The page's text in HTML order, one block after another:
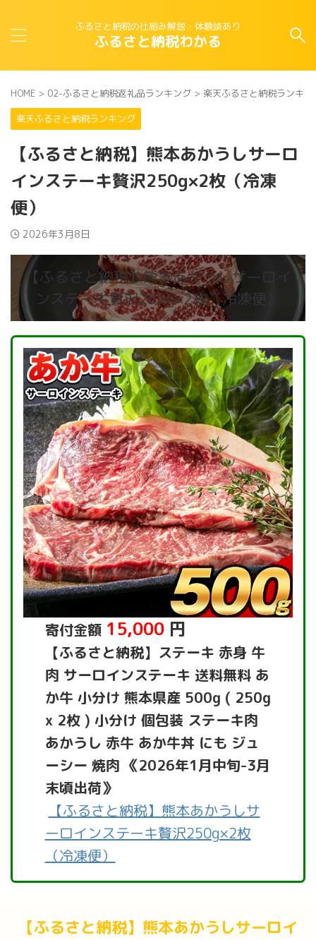
ふるさと納税の仕組み解説・体験談あり
ふるさと納税わかる
HOME > 02-ふるさと納税返礼品ランキング > 楽天ふるさと納税ランキン
楽天ふるさと納税ランキング
【ふるさと納税】熊本あかうしサーロ
インステーキ贅沢250g×2枚（冷凍
便）
2026年3月8日
【ふるさと納税】熊本あかうしサーロイ
ンステーキ贅沢250g×2枚（冷凍便）
寄付金額 15,000円
【ふるさと納税】ステーキ 赤身 牛
肉 サーロインステーキ 送料無料 あ
か牛 小分け 熊本県産 500g ( 250g
x 2枚 ) 小分け 個包装 ステーキ肉
あかうし 赤牛 あか牛丼 にも ジュ
ーシー 焼肉 《2026年1月中旬-3月
末頃出荷》
【ふるさと納税】熊本あかうしサ
ーロインステーキ贅沢250g×2枚
（冷凍便）
【ふるさと納税】熊本あかうしサーロイ